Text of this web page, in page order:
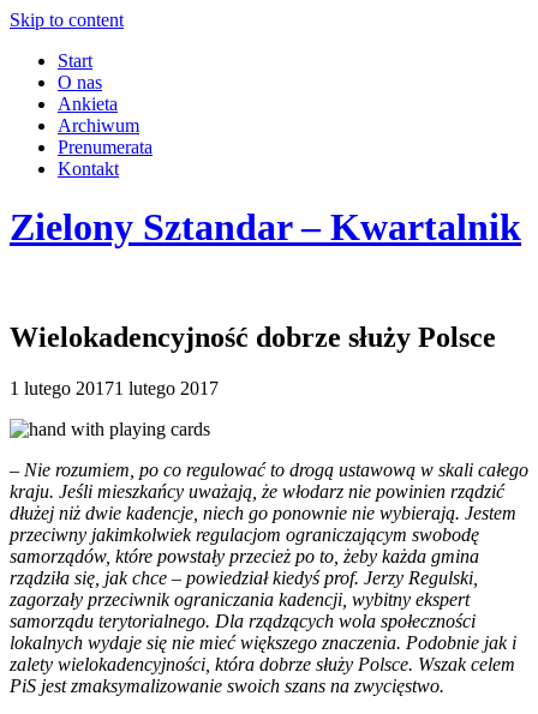
Skip to content
Start
O nas
Ankieta
Archiwum
Prenumerata
Kontakt
Zielony Sztandar – Kwartalnik
Wielokadencyjność dobrze służy Polsce
1 lutego 20171 lutego 2017
– Nie rozumiem, po co regulować to drogą ustawową w skali całego
kraju. Jeśli mieszkańcy uważają, że włodarz nie powinien rządzić
dłużej niż dwie kadencje, niech go ponownie nie wybierają. Jestem
przeciwny jakimkolwiek regulacjom ograniczającym swobodę
samorządów, które powstały przecież po to, żeby każda gmina
rządziła się, jak chce – powiedział kiedyś prof. Jerzy Regulski,
zagorzały przeciwnik ograniczania kadencji, wybitny ekspert
samorządu terytorialnego. Dla rządzących wola społeczności
lokalnych wydaje się nie mieć większego znaczenia. Podobnie jak i
zalety wielokadencyjności, która dobrze służy Polsce. Wszak celem
PiS jest zmaksymalizowanie swoich szans na zwycięstwo.